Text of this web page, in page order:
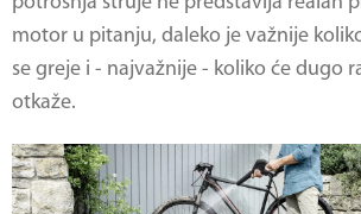
motor u pitanju, daleko je važnije
se greje i - najvažnije - koliko će dugo
otkaže.